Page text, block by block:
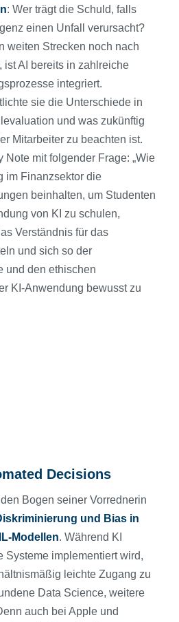
: Wer trägt die Schuld, falls
einen Unfall verursacht?
weiten Strecken noch nach
ist AI bereits in zahlreiche
integriert.
sie die Unterschiede in
und was zukünftig
Mitarbeiter zu beachten ist.
Note mit folgender Frage: „Wie
im Finanzsektor die
beinhalten, um Studenten
von KI zu schulen,
Verständnis für das
und sich so der
und den ethischen
KI-Anwendung bewusst zu
Decisions
Bogen seiner Vorrednerin
und Bias in
Modellen. Während KI
Systeme implementiert wird,
leichte Zugang zu
Data Science, weitere
auch bei Apple und